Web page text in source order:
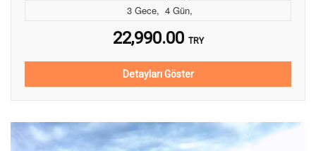
3 Gece, 4 Gün,
22,990.00 TRY
Detayları Göster